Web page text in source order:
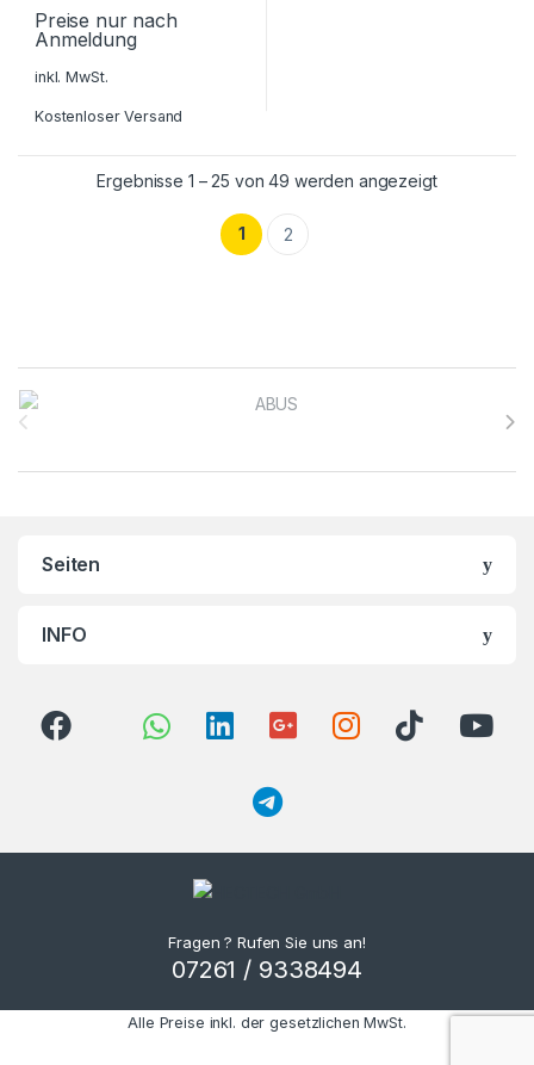
Preise nur nach
Anmeldung
inkl. MwSt.
Kostenloser Versand
Ergebnisse 1 – 25 von 49 werden angezeigt
1 2
Brands Carousel
Seiten
INFO
Fragen ? Rufen Sie uns an!
07261 / 9338494
Alle Preise inkl. der gesetzlichen MwSt.